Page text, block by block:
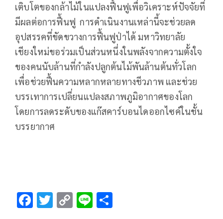
เติบโตของกล้าไม้ในแปลงฟื้นฟูเพื่อวิเคราะห์ปัจจัยที่
มีผลต่อการฟื้นฟู การดำเนินงานเหล่านี้จะช่วยลด
อุปสรรคที่ขัดขวางการฟื้นฟูป่าได้ มหาวิทยาลัย
เชียงใหม่ขอร่วมเป็นส่วนหนึ่งในพลังจากความตั้งใจ
ของคนนับล้านที่กำลังปลูกต้นไม้พันล้านต้นทั่วโลก
เพื่อช่วยฟื้นความหลากหลายทางชีวภาพ และช่วย
บรรเทาการเปลี่ยนแปลงสภาพภูมิอากาศของโลก
โดยการลดระดับของแก๊สคาร์บอนไดออกไซค์ในชั้น
บรรยากาศ
F T C Li